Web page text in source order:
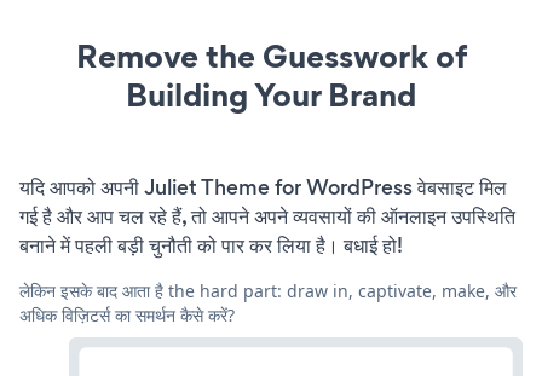
Remove the Guesswork of
Building Your Brand
यदि आपको अपनी Juliet Theme for WordPress वेबसाइट मिल
गई है और आप चल रहे हैं, तो आपने अपने व्यवसायों की ऑनलाइन उपस्थिति
बनाने में पहली बड़ी चुनौती को पार कर लिया है। बधाई हो!
लेकिन इसके बाद आता है the hard part: draw in, captivate, make, और
अधिक विज़िटर्स का समर्थन कैसे करें?